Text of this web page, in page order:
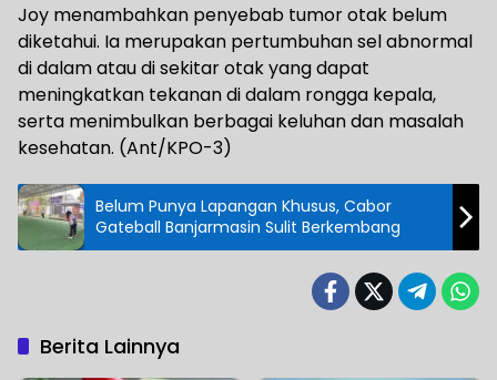
Joy menambahkan penyebab tumor otak belum
diketahui. Ia merupakan pertumbuhan sel abnormal
di dalam atau di sekitar otak yang dapat
meningkatkan tekanan di dalam rongga kepala,
serta menimbulkan berbagai keluhan dan masalah
kesehatan. (Ant/KPO-3)
Belum Punya Lapangan Khusus, Cabor
Gateball Banjarmasin Sulit Berkembang
Berita Lainnya